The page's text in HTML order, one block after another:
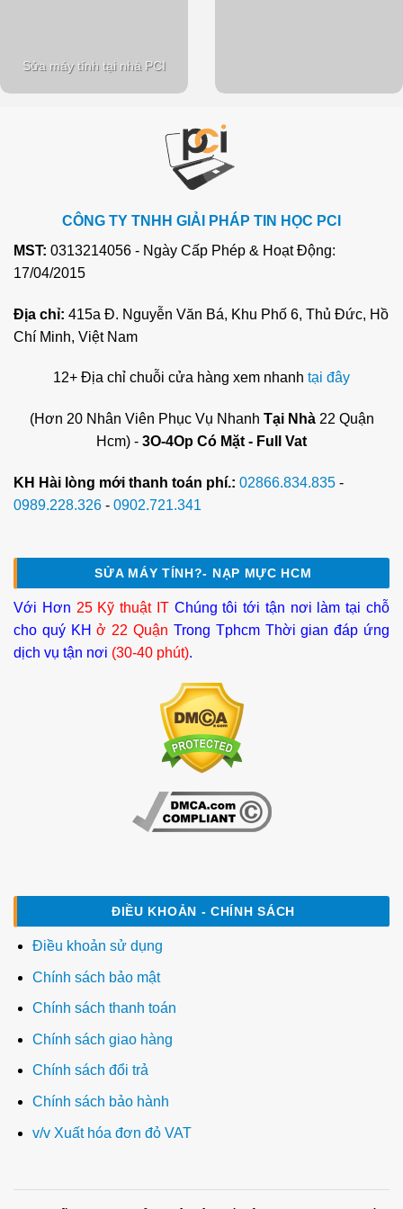
Sửa máy tính tại nhà PCI
CÔNG TY TNHH GIẢI PHÁP TIN HỌC PCI
MST: 0313214056 - Ngày Cấp Phép & Hoạt Động:
17/04/2015
Địa chỉ: 415a Đ. Nguyễn Văn Bá, Khu Phố 6, Thủ Đức, Hồ
Chí Minh, Việt Nam
12+ Địa chỉ chuỗi cửa hàng xem nhanh tại đây
(Hơn 20 Nhân Viên Phục Vụ Nhanh Tại Nhà22 Quận
Hcm) - 3O-4Op Có Mặt - Full Vat
KH Hài lòng mới thanh toán phí.: 02866.834.835 -
0989.228.326 - 0902.721.341
SỬA MÁY TÍNH?- NẠP MỰC HCM
Với Hơn 25 Kỹ thuật ITChúng tôi tới tận nơi làm tại chỗ
cho quý KHở 22 Quận Trong Tphcm Thời gian đáp ứng
dịch vụ tận nơi (30-40 phút).
ĐIỀU KHOẢN - CHÍNH SÁCH
Điều khoản sử dụng
Chính sách bảo mật
Chính sách thanh toán
Chính sách giao hàng
Chính sách đổi trả
Chính sách bảo hành
v/v Xuất hóa đơn đỏ VAT